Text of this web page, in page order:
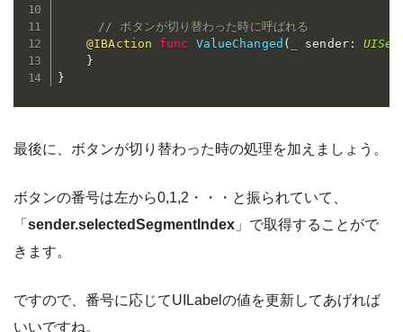
// ボタンが切り替わった時に呼ばれる
@IBAction
func ValueChanged ( sender:
}
}
最後に、ボタンが切り替わった時の処理を加えましょう。
ボタンの番号は左から0,1,2・・・と振られていて、
「 sender.selectedSegmentIndex 」で取得することがで
きます。
ですので、番号に応じてUILabelの値を更新してあげれば
いいですね。